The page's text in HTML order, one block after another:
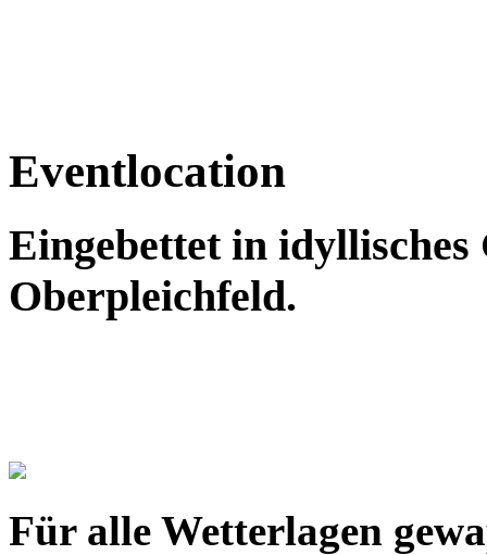
Eventlocation
Eingebettet in
Oberpleichfeld.
Für alle Wetterlagen